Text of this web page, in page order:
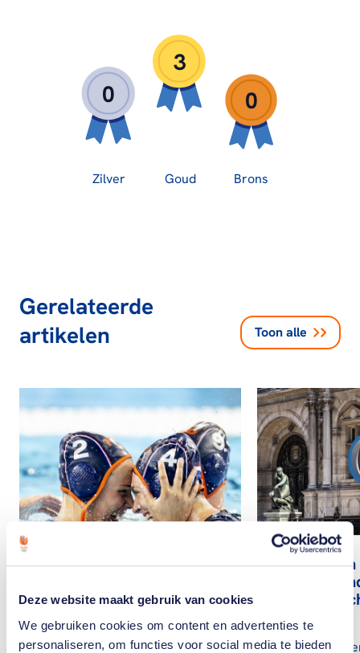
Deze website maakt gebruik van cookies
We gebruiken cookies om content en advertenties te
personaliseren, om functies voor social media te bieden
0
3
0
Zilver Goud Brons
Gerelateerde
artikelen
Toon alle
Nederlandse
waterpolovrouwen
Wie
Parijs?
Welke